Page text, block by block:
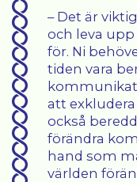
– Det är
och leva
för. Ni
tiden vara
att
också
förändra
hand som
världen